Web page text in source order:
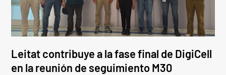
Leitat contribuye a la fase final de DigiCell
en la reunión de seguimiento M30